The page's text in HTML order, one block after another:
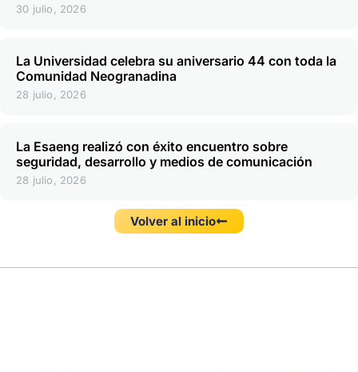
30 julio, 2026
La Universidad celebra su aniversario 44 con toda la
Comunidad Neogranadina
28 julio, 2026
La Esaeng realizó con éxito encuentro sobre
seguridad, desarrollo y medios de comunicación
28 julio, 2026
Volver al inicio